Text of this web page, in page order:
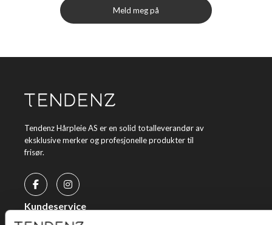
Meld meg på
Tendenz Hårpleie AS er en solid totalleverandør av
eksklusive merker og profesjonelle produkter til
frisør.
Kundeservice